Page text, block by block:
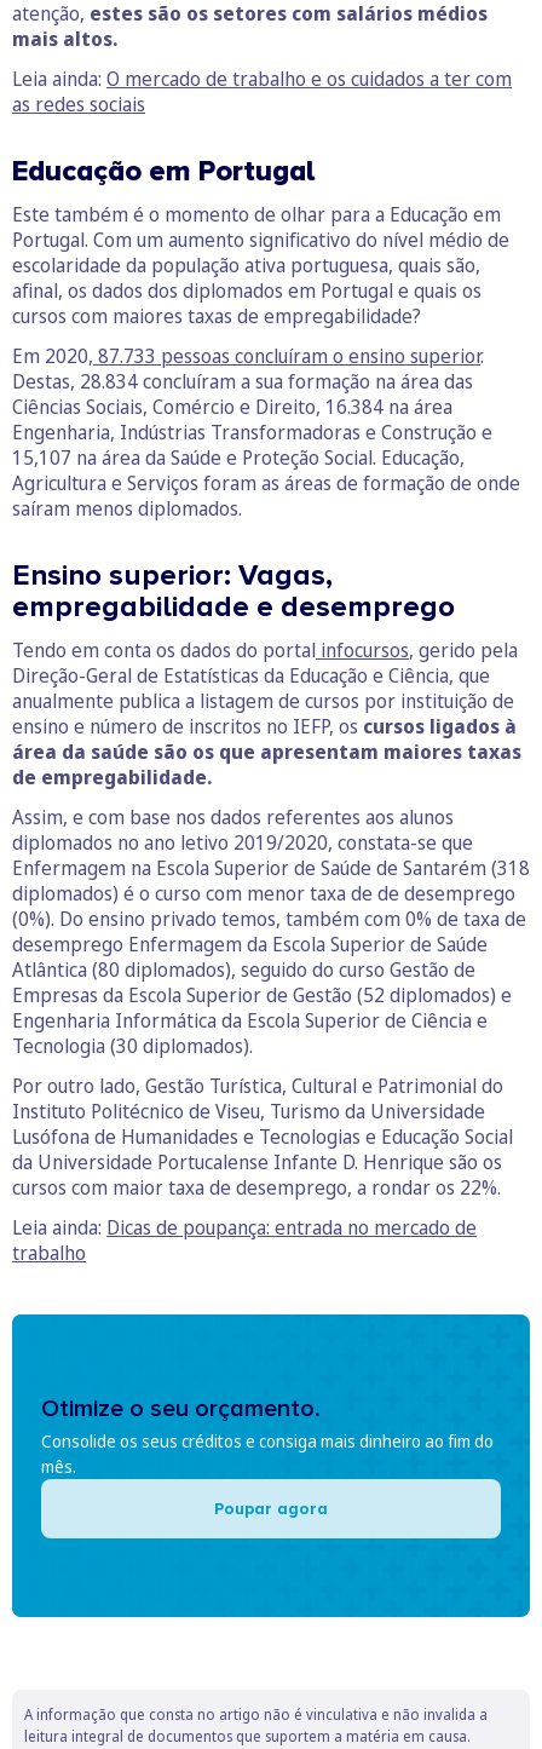
atenção, estes são os setores com salários médios
mais altos.
Leia ainda: O mercado de trabalho e os cuidados a ter com
as redes sociais
Educação em Portugal
Este também é o momento de olhar para a Educação em
Portugal. Com um aumento significativo do nível médio de
escolaridade da população ativa portuguesa, quais são,
afinal, os dados dos diplomados em Portugal e quais os
cursos com maiores taxas de empregabilidade?
Em 2020, 87.733 pessoas concluíram o ensino superior.
Destas, 28.834 concluíram a sua formação na área das
Ciências Sociais, Comércio e Direito, 16.384 na área
Engenharia, Indústrias Transformadoras e Construção e
15,107 na área da Saúde e Proteção Social. Educação,
Agricultura e Serviços foram as áreas de formação de onde
saíram menos diplomados.
Ensino superior: Vagas,
empregabilidade e desemprego
Tendo em conta os dados do portal infocursos, gerido pela
Direção-Geral de Estatísticas da Educação e Ciência, que
anualmente publica a listagem de cursos por instituição de
ensino e número de inscritos no IEFP, os cursos ligados à
área da saúde são os que apresentam maiores taxas
de empregabilidade.
Assim, e com base nos dados referentes aos alunos
diplomados no ano letivo 2019/2020, constata-se que
Enfermagem na Escola Superior de Saúde de Santarém (318
diplomados) é o curso com menor taxa de de desemprego
(0%). Do ensino privado temos, também com 0% de taxa de
desemprego Enfermagem da Escola Superior de Saúde
Atlântica (80 diplomados), seguido do curso Gestão de
Empresas da Escola Superior de Gestão (52 diplomados) e
Engenharia Informática da Escola Superior de Ciência e
Tecnologia (30 diplomados).
Por outro lado, Gestão Turística, Cultural e Patrimonial do
Instituto Politécnico de Viseu, Turismo da Universidade
Lusófona de Humanidades e Tecnologias e Educação Social
da Universidade Portucalense Infante D. Henrique são os
cursos com maior taxa de desemprego, a rondar os 22%.
Leia ainda: Dicas de poupança: entrada no mercado de
trabalho
Otimize o seu orçamento.
Consolide os seus créditos e consiga mais dinheiro ao fim do
mês.
Poupar agora
A informação que consta no artigo não é vinculativa e não invalida a
leitura integral de documentos que suportem a matéria em causa.